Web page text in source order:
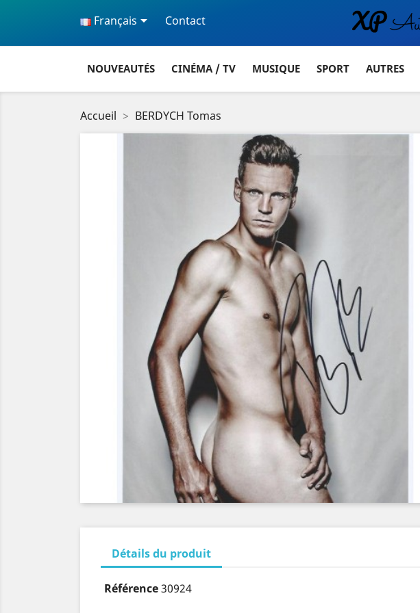
Français Contact
NOUVEAUTÉS CINÉMA / TV MUSIQUE SPORT AUTRES
Accueil BERDYCH Tomas
Détails du produit
Référence30924